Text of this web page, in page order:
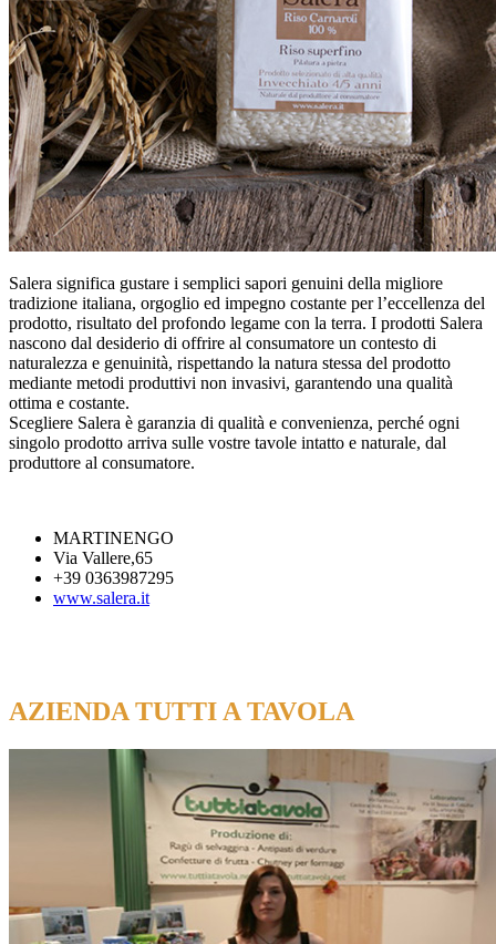
Salera significa gustare i semplici sapori genuini della migliore
tradizione italiana, orgoglio ed impegno costante per l’eccellenza del
prodotto, risultato del profondo legame con la terra. I prodotti Salera
nascono dal desiderio di offrire al consumatore un contesto di
naturalezza e genuinità, rispettando la natura stessa del prodotto
mediante metodi produttivi non invasivi, garantendo una qualità
ottima e costante.
Scegliere Salera è garanzia di qualità e convenienza, perché ogni
singolo prodotto arriva sulle vostre tavole intatto e naturale, dal
produttore al consumatore.
MARTINENGO
Via Vallere,65
+39 0363987295
www.salera.it
AZIENDA TUTTI A TAVOLA